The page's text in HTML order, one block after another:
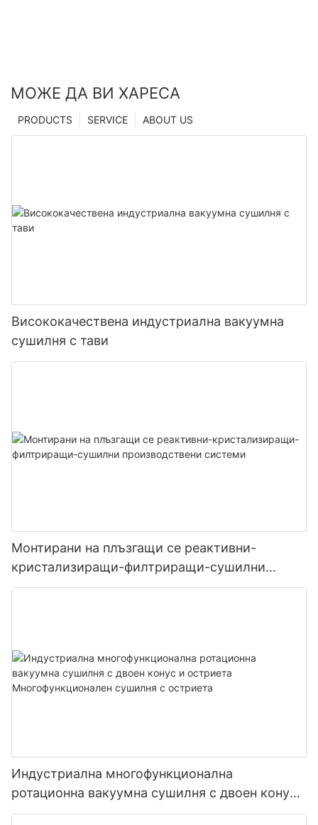
МОЖЕ ДА ВИ ХАРЕСА
ABOUT US
SERVICE
PRODUCTS
Висококачествена индустриална вакуумна
сушилня с тави
Монтирани на плъзгащи се реактивни-
кристализиращи-филтриращи-сушилни
производствени системи
Индустриална многофункционална
ротационна вакуумна сушилня с двоен конус
и остриета Многофункционален сушилня с